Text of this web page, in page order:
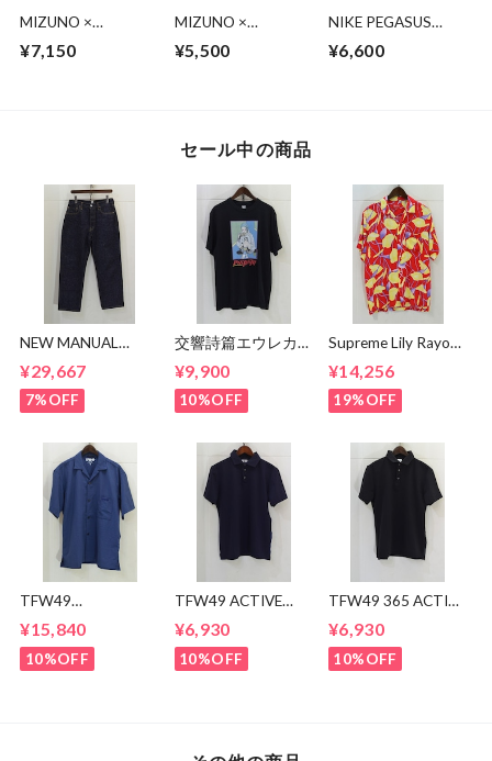
MIZUNO ×
HOWELL スニーカ
¥7,150
MIZUNO ×
HOWELL スニーカ
¥5,500
NIKE PEGASUS
001
¥6,600
セール中の商品
NEW MANUAL
JEANS
¥29,667
7%OFF
交響詩篇エウレカセ
MOSH
MISFITS"EUREKA"
TEE
¥9,900
10%OFF
Supreme Lily Rayon
¥14,256
19%OFF
TFW49
OPEN COLLAR
SHIRTS
¥15,840
10%OFF
TFW49 ACTIVE
¥6,930
10%OFF
TFW49 365 ACTIVE
¥6,930
10%OFF